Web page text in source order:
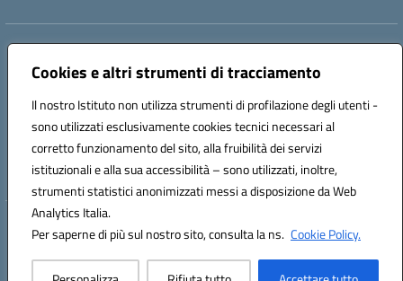
Cookies e altri strumenti di tracciamento
Il nostro Istituto non utilizza strumenti di profilazione degli utenti -
sono utilizzati esclusivamente cookies tecnici necessari al
corretto funzionamento del sito, alla fruibilità dei servizi
istituzionali e alla sua accessibilità – sono utilizzati, inoltre,
strumenti statistici anonimizzati messi a disposizione da Web
Analytics Italia.
Per saperne di più sul nostro sito, consulta la ns. Cookie Policy.
Indirizzo:
Centralino:0882 331218 Email:fgps210002@istruzione.it
Codice fiscale: 93071630714
Codice meccanografico:
FGPS210002
Codice unico di fatturazione (CUF): UF7W9K
Hosting & Powered by 3D Solution S.r.l.
Concept & Design by Designers Italia